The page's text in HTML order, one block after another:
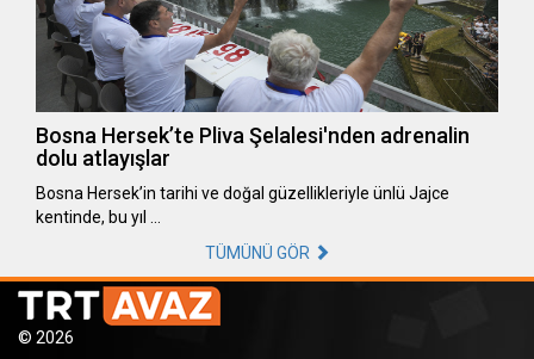
Bosna Hersek’te Pliva Şelalesi'nden adrenalin
dolu atlayışlar
Bosna Hersek’in tarihi ve doğal güzellikleriyle ünlü Jajce
kentinde, bu yıl …
TÜMÜNÜ GÖR
© 2026